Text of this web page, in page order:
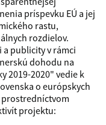
príspevku EÚ a jej
rastu,
rozdielov.
publicity v rámci
dohodu na
2019-2020" vedie k
o európskych
projektu: